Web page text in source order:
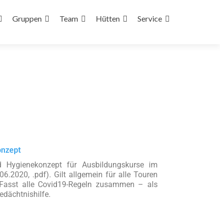
Gruppen Team Hütten Service
Hygienekonzept für Ausbildungskurse im
.pdf). Gilt allgemein für alle Touren
alle Covid19-Regeln zusammen – als